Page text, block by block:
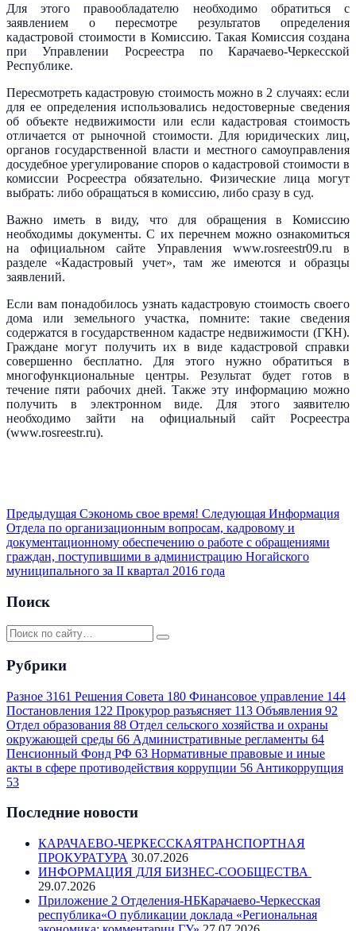
Для этого правообладателю необходимо обратиться с
заявлением о пересмотре результатов определения
кадастровой стоимости в Комиссию. Такая Комиссия создана
при Управлении Росреестра по Карачаево-Черкесской
Республике.
Пересмотреть кадастровую стоимость можно в 2 случаях: если
для ее определения использовались недостоверные сведения
об объекте недвижимости или если кадастровая стоимость
отличается от рыночной стоимости. Для юридических лиц,
органов государственной власти и местного самоуправления
досудебное урегулирование споров о кадастровой стоимости в
комиссии Росреестра обязательно. Физические лица могут
выбрать: либо обращаться в комиссию, либо сразу в суд.
Важно иметь в виду, что для обращения в Комиссию
необходимы документы. С их перечнем можно ознакомиться
на официальном сайте Управления www.rosreestr09.ru в
разделе «Кадастровый учет», там же имеются и образцы
заявлений.
Если вам понадобилось узнать кадастровую стоимость своего
дома или земельного участка, помните: такие сведения
содержатся в государственном кадастре недвижимости (ГКН).
Граждане могут получить их в виде кадастровой справки
совершенно бесплатно. Для этого нужно обратиться в
многофункциональные центры. Результат будет готов в
течение пяти рабочих дней. Также эту информацию можно
получить в электронном виде. Для этого заявителю
необходимо зайти на официальный сайт Росреестра
(www.rosreestr.ru).
Предыдущая Сэкономь свое время! Следующая Информация
Отдела по организационным вопросам, кадровому и
документационному обеспечению о работе с обращениями
граждан, поступившими в администрацию Ногайского
муниципального за II квартал 2016 года
Поиск
Рубрики
Разное 3161 Решения Совета 180 Финансовое управление 144
Постановления 122 Прокурор разъясняет 113 Объявления 92
Отдел образования 88 Отдел сельского хозяйства и охраны
окружающей среды 66 Административные регламенты 64
Пенсионный Фонд РФ 63 Нормативные правовые и иные
акты в сфере противодействия коррупции 56 Антикоррупция
53
Последние новости
КАРАЧАЕВО-ЧЕРКЕССКАЯТРАНСПОРТНАЯ
ПРОКУРАТУРА 30.07.2026
ИНФОРМАЦИЯ ДЛЯ БИЗНЕС-СООБЩЕСТВА
29.07.2026
Приложение 2 Отделения-НБКарачаево-Черкесская
республика«О публикации доклада «Региональная